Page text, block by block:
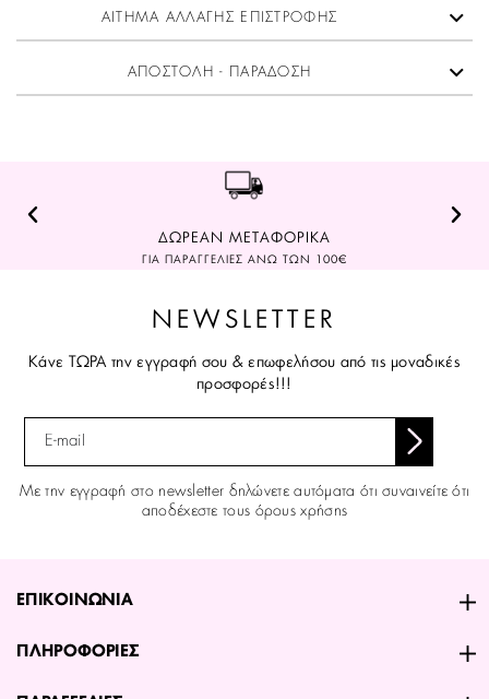
ΑΙΤΗΜΑ ΑΛΛΑΓΗΣ ΕΠΙΣΤΡΟΦΗΣ
ΑΠΟΣΤΟΛΗ - ΠΑΡΑΔΟΣΗ
ΔΩΡΕΑΝ ΜΕΤΑΦΟΡΙΚΑ
ΓΙΑ ΠΑΡΑΓΓΕΛΙΕΣ ΑΝΩ ΤΩΝ 100€
NEWSLETTER
Κάνε ΤΩΡΑ την εγγραφή σου & επωφελήσου από τις μοναδικές
προσφορές!!!
Με την εγγραφή στο newsletter δηλώνετε αυτόματα ότι συναινείτε ότι
αποδέχεστε τους όρους χρήσης
ΕΠΙΚΟΙΝΩΝΙΑ
ΠΛΗΡΟΦΟΡΙΕΣ